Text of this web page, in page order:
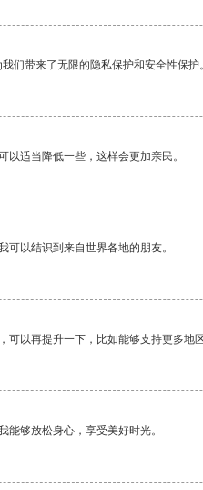
们带来了无限的隐私保护和安全性保护。
以适当降低一些，这样会更加亲民。
以结识到来自世界各地的朋友。
可以再提升一下，比如能够支持更多地区
能够放松身心，享受美好时光。